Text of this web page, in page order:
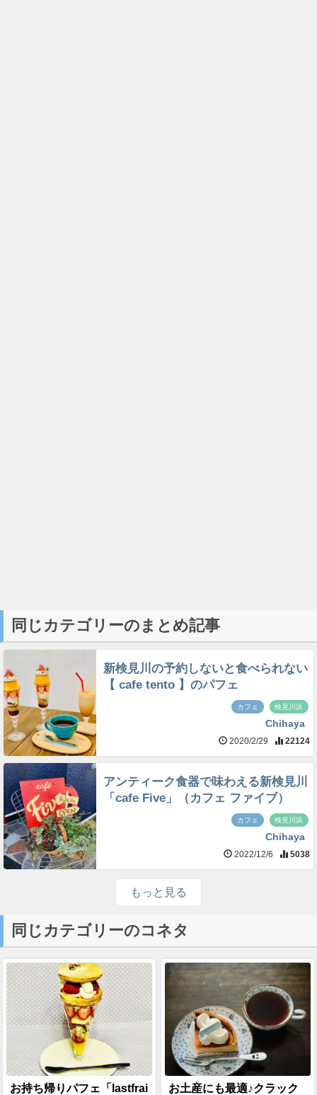
同じカテゴリーのまとめ記事
新検見川の予約しないと食べられない
【 cafe tento 】のパフェ
カフェ 検見川浜
Chihaya
2020/2/29 22124
アンティーク食器で味わえる新検見川
「cafe Five」（カフェ ファイブ）
カフェ 検見川浜
Chihaya
2022/12/6 5038
もっと見る
同じカテゴリーのコネタ
お持ち帰りパフェ「lastfrai お土産にも最適♪クラック